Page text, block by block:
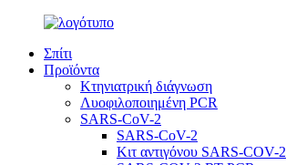
Σπίτι
Προϊόντα
Κτηνιατρική διάγνωση
Λυοφιλοποιημένη PCR
SARS-CoV-2
SARS-CoV-2
Κιτ αντιγόνου SARS-COV-2